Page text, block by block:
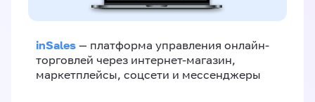
inSales — платформа управления онлайн-
торговлей через интернет-магазин,
маркетплейсы, соцсети и мессенджеры